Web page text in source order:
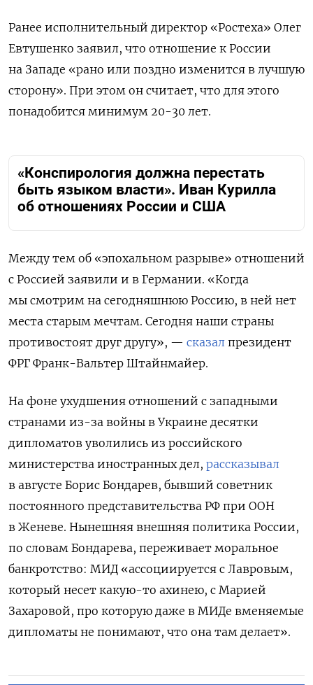
Ранее исполнительный директор «Ростеха» Олег
Евтушенко заявил, что отношение к России
на Западе «рано или поздно изменится в лучшую
сторону». При этом он считает, что для этого
понадобится минимум 20-30 лет.
«Конспирология должна перестать
быть языком власти». Иван Курилла
об отношениях России и США
Между тем об «эпохальном разрыве» отношений
с Россией заявили и в Германии. «Когда
мы смотрим на сегодняшнюю Россию, в ней нет
места старым мечтам. Сегодня наши страны
противостоят друг другу», — сказал президент
ФРГ Франк-Вальтер Штайнмайер.
На фоне ухудшения отношений с западными
странами из-за войны в Украине десятки
дипломатов уволились из российского
министерства иностранных дел, рассказывал
в августе Борис Бондарев, бывший советник
постоянного представительства РФ при ООН
в Женеве. Нынешняя внешняя политика России,
по словам Бондарева, переживает моральное
банкротство: МИД «ассоциируется с Лавровым,
который несет какую-то ахинею, с Марией
Захаровой, про которую даже в МИДе вменяемые
дипломаты не понимают, что она там делает».